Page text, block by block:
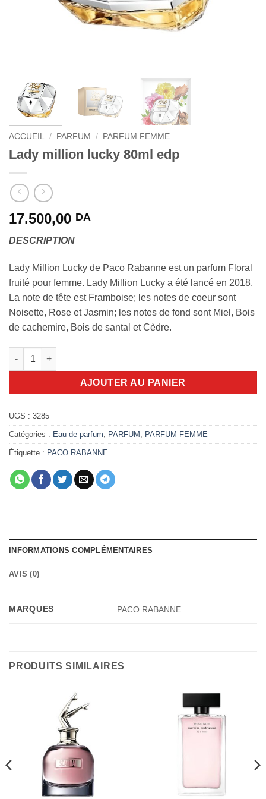
ACCUEIL / PARFUM / PARFUM FEMME
Lady million lucky 80ml edp
17.500,00 DA
DESCRIPTION
Lady Million Lucky de Paco Rabanne est un parfum Floral
fruité pour femme. Lady Million Lucky a été lancé en 2018.
La note de tête est Framboise; les notes de coeur sont
Noisette, Rose et Jasmin; les notes de fond sont Miel, Bois
de cachemire, Bois de santal et Cèdre.
quantité de Lady million lucky 80ml edp
AJOUTER AU PANIER
UGS : 3285
Catégories : Eau de parfum PARFUM PARFUM FEMME
Étiquette : PACO RABANNE
INFORMATIONS COMPLÉMENTAIRES
AVIS (0)
MARQUES PACO RABANNE
PRODUITS SIMILAIRES